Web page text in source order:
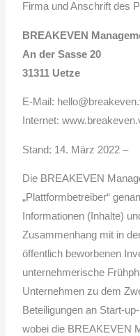
Firma und Anschrift des
BREAKEVEN
An der Sasse 20
31311 Uetze
E-Mail:
Internet:
Stand: 14. März 2022 –
Die BREAKEVEN
„Plattformbetreiber“
Informationen (Inhalte)
Zusammenhang mit in
öffentlich beworbenen
unternehmerische
Unternehmen zu dem
Beteiligungen an Start-
wobei die BREAKEVEN